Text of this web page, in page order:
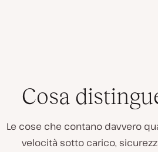
Cosa
Le cose che contano davvero
velocità sotto carico,